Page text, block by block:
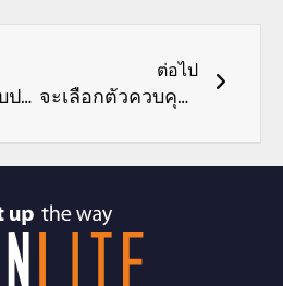
ไฟ LED สำหรับปลูกกัญชาในสวน
ต่อไป
จะเลือกตัวควบคุม LED สำหรับแถบ LED อย่างไร?